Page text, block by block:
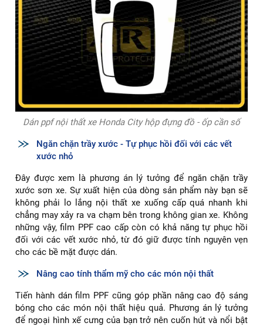
Dán ppf nội thất xe Honda City hộp đựng đồ - ốp cần số
Ngăn chặn trầy xước - Tự phục hồi đối với các vết
xước nhỏ
Đây được xem là phương án lý tưởng để ngăn chặn trầy
xước sơn xe. Sự xuất hiện của dòng sản phẩm này bạn sẽ
không phải lo lắng nội thất xe xuống cấp quá nhanh khi
chẳng may xảy ra va chạm bên trong không gian xe. Không
những vậy, film PPF cao cấp còn có khả năng tự phục hồi
đối với các vết xước nhỏ, từ đó giữ được tính nguyên vẹn
cho các bề mặt được dán.
Nâng cao tính thẩm mỹ cho các món nội thất
Tiến hành dán film PPF cũng góp phần nâng cao độ sáng
bóng cho các món nội thất hiệu quả. Phương án lý tưởng
để ngoại hình xế cưng của bạn trở nên cuốn hút và nổi bật